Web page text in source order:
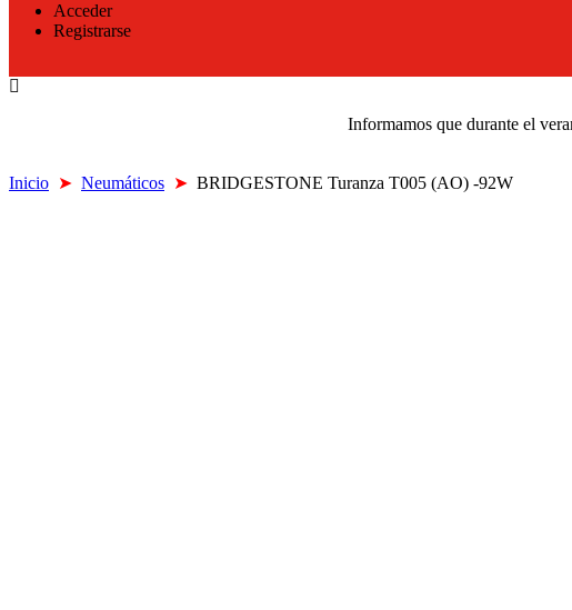
Acceder
Registrarse
Informamos que durante el
Inicio ➤ Neumáticos ➤ BRIDGESTONE Turanza T005 (AO) -92W